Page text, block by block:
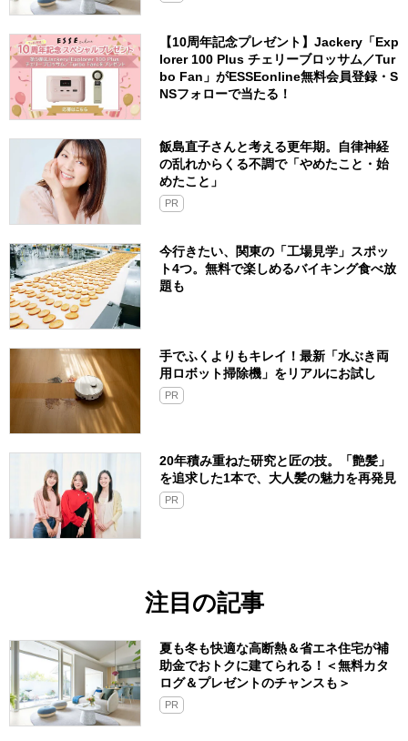
【10周年記念プレゼント】Jackery「Exp
lorer 100 Plus チェリーブロッサム／Tur
bo Fan」がESSEonline無料会員登録・S
NSフォローで当たる！
飯島直子さんと考える更年期。自律神経
の乱れからくる不調で「やめたこと・始
めたこと」
PR
今行きたい、関東の「工場見学」スポッ
ト4つ。無料で楽しめるバイキング食べ放
題も
手でふくよりもキレイ！最新「水ぶき両
用ロボット掃除機」をリアルにお試し
PR
20年積み重ねた研究と匠の技。「艶髪」
を追求した1本で、大人髪の魅力を再発見
PR
注目の記事
夏も冬も快適な高断熱＆省エネ住宅が補
助金でおトクに建てられる！＜無料カタ
ログ＆プレゼントのチャンスも＞
PR